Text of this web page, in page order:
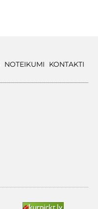
NOTEIKUMI KONTAKTI